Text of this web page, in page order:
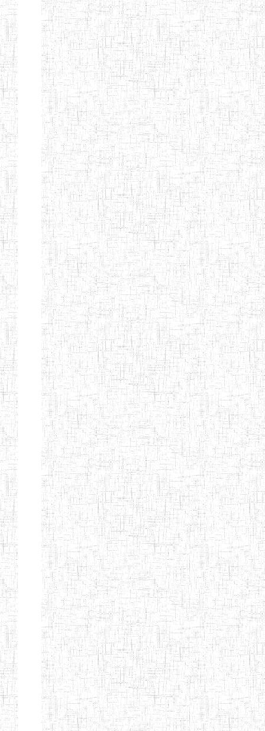
ENIEG DE
BATOURI
12/06/2001 ENIEG
ENBIEG DE
BERTOUA
01/08/2001 ENIEG
ENIET DE
BERTOUA
01/08/2012 ENIET
ENIET DE
MAROUA
13/08/2013 ENIET
ENBIEG DE
MAROUA
01/01/1965 ENIEG
ENIEG DE
KOUSSERI
01/09/1997 ENIEG
ENIEG DE
YAGOUA
31/08/2005 ENIEG
ENIEG DE
KAELE
01/09/1984 ENIEG
ENIEG DE
MORA
01/07/2000 ENIEG
ENIEG DE
MOKOLO
24/09/1997 ENIEG
ENIEG DE
NKONGSAMBA
01/01/1958 ENIEG
ENIEG DE
YABASSI
01/11/2001 ENIEG
ENBIEG
D'EDEA
01/01/1975 ENIEG
ENBIEG DE
DOUALA
25/08/1986 ENIEG
ENIET DE
DOUALA
05/11/1998 ENIET
ENIET DE 05/08/2010 ENIET